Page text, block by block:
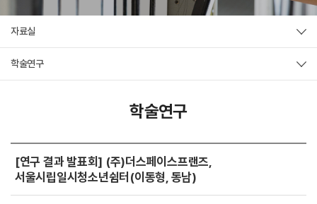
자료실
학술연구
학술연구
[연구 결과 발표회] (주)더스페이스프랜즈,
서울시립일시청소년쉼터(이동형, 동남)